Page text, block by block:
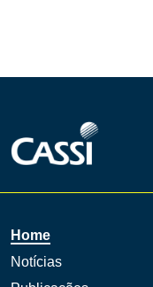
Home
Notícias